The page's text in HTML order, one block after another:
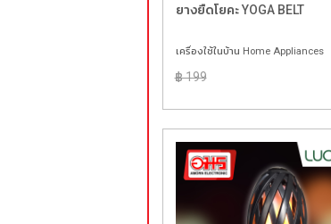
ยางยืดโยคะ YOGA BELT
เครื่องใช้ในบ้าน Home Appliances
฿ 199